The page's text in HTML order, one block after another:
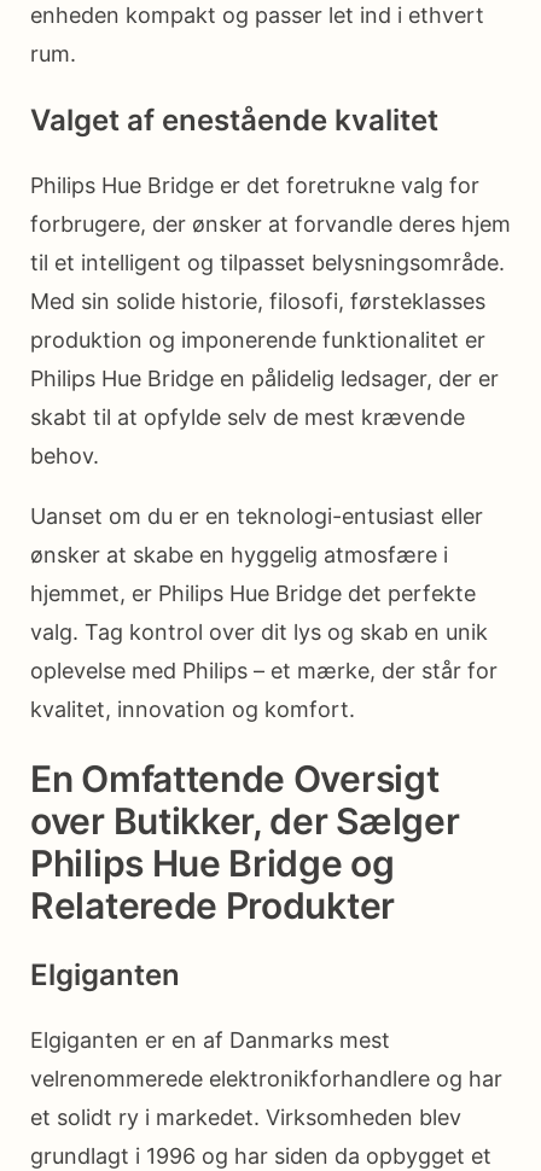
enheden kompakt og passer let ind i ethvert
rum.
Valget af enestående kvalitet
Philips Hue Bridge er det foretrukne valg for
forbrugere, der ønsker at forvandle deres hjem
til et intelligent og tilpasset belysningsområde.
Med sin solide historie, filosofi, førsteklasses
produktion og imponerende funktionalitet er
Philips Hue Bridge en pålidelig ledsager, der er
skabt til at opfylde selv de mest krævende
behov.
Uanset om du er en teknologi-entusiast eller
ønsker at skabe en hyggelig atmosfære i
hjemmet, er Philips Hue Bridge det perfekte
valg. Tag kontrol over dit lys og skab en unik
oplevelse med Philips – et mærke, der står for
kvalitet, innovation og komfort.
En Omfattende Oversigt
over Butikker, der Sælger
Philips Hue Bridge og
Relaterede Produkter
Elgiganten
Elgiganten er en af Danmarks mest
velrenommerede elektronikforhandlere og har
et solidt ry i markedet. Virksomheden blev
grundlagt i 1996 og har siden da opbygget et